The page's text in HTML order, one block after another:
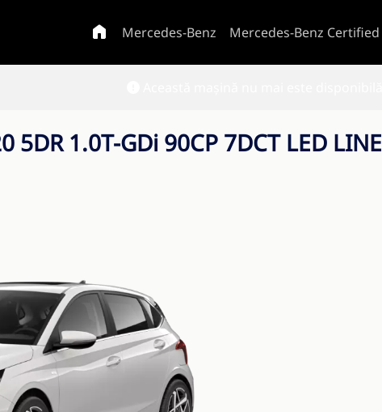
Mercedes-Benz Mercedes-Benz Certified
5DR 1.0T-GDi 90CP 7DCT LED LINE